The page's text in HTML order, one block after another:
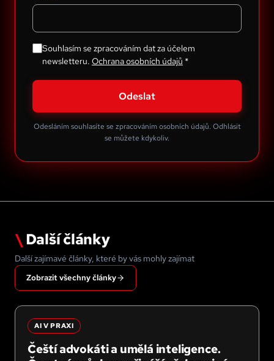
Souhlasím se zpracováním dat za účelem
newsletteru. Ochrana osobních údajů *
Odeslat
Odesláním souhlasíte se zpracováním osobních údajů. Odhlásit
se můžete kdykoliv.
\ Další články
Další zajímavé články, které by vás mohly zajímat
Zobrazit všechny články
AI V PRAXI
Čeští advokáti a umělá inteligence.